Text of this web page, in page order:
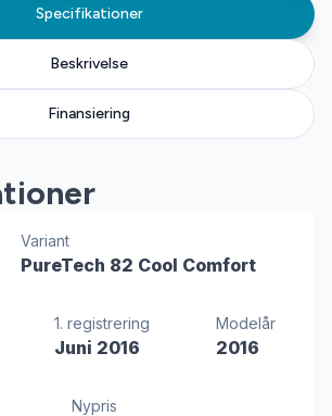
Specifikationer
Beskrivelse
Finansiering
Variant
PureTech 82 Cool Comfort
1. registrering
Juni 2016
Modelår
2016
Nypris